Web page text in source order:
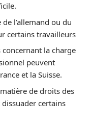
l’allemand ou du
certains travailleurs
concernant la charge
peuvent
et la Suisse.
de droits des
certains